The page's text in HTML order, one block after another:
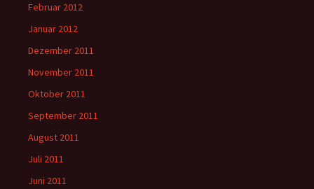
Februar 2012
Januar 2012
Dezember 2011
November 2011
Oktober 2011
September 2011
August 2011
Juli 2011
Juni 2011